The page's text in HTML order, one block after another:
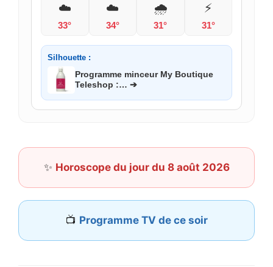
☁️
33°
☁️
34°
🌧️
31°
⚡
31°
Silhouette :
Programme minceur My Boutique
Teleshop :… ➔
✨ Horoscope du jour du 8 août 2026
📺 Programme TV de ce soir